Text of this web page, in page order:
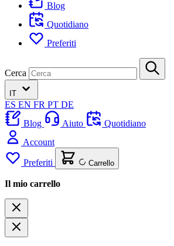
Blog
Quotidiano
Preferiti
Cerca
IT
ES EN FR PT DE
Blog
Aiuto
Quotidiano
Account
Preferiti Carrello
Il mio carrello